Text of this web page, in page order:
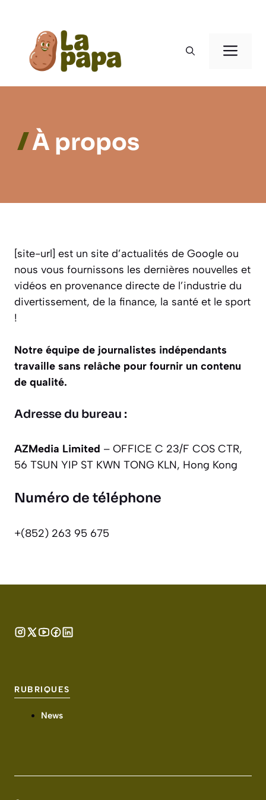
contenu
À propos
[site-url] est un site d’actualités de Google ou
nous vous fournissons les dernières nouvelles et
vidéos en provenance directe de l’industrie du
divertissement, de la finance, la santé et le sport
!
Notre équipe de journalistes indépendants
travaille sans relâche pour fournir un contenu
de qualité.
Adresse du bureau :
AZMedia Limited – OFFICE C 23/F COS CTR,
56 TSUN YIP ST KWN TONG KLN, Hong Kong
Numéro de téléphone
+(852) 263 95 675
RUBRIQUES
News